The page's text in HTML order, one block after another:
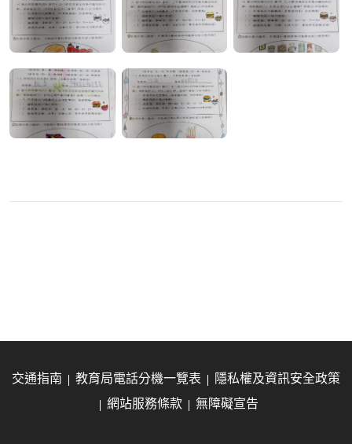
交通指南 教育局電話分機一覽表
隱私權及資訊安全政策
網站服務條款
無障礙宣告